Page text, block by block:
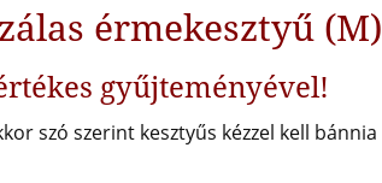
érmekesztyű (M)
gyűjteményével!
szó szerint kesztyűs kézzel kell bánnia